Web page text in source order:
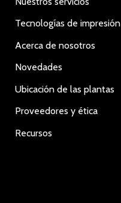
Tecnologías de impresión
Acerca de nosotros
Novedades
Ubicación de las plantas
Proveedores y ética
Recursos